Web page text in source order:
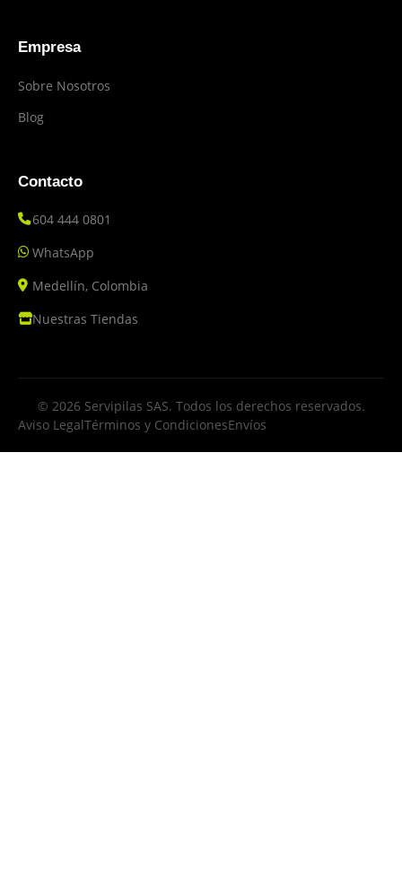
Empresa
Sobre Nosotros
Blog
Contacto
604 444 0801
WhatsApp
Medellín, Colombia
Nuestras Tiendas
© 2026 Servipilas SAS. Todos los derechos reservados.
Aviso LegalTérminos y CondicionesEnvíos